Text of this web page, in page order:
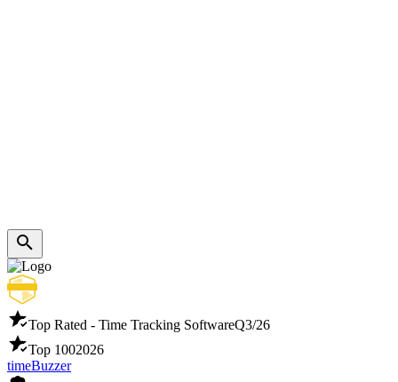
Top Rated - Time Tracking SoftwareQ3/26
Top 1002026
timeBuzzer